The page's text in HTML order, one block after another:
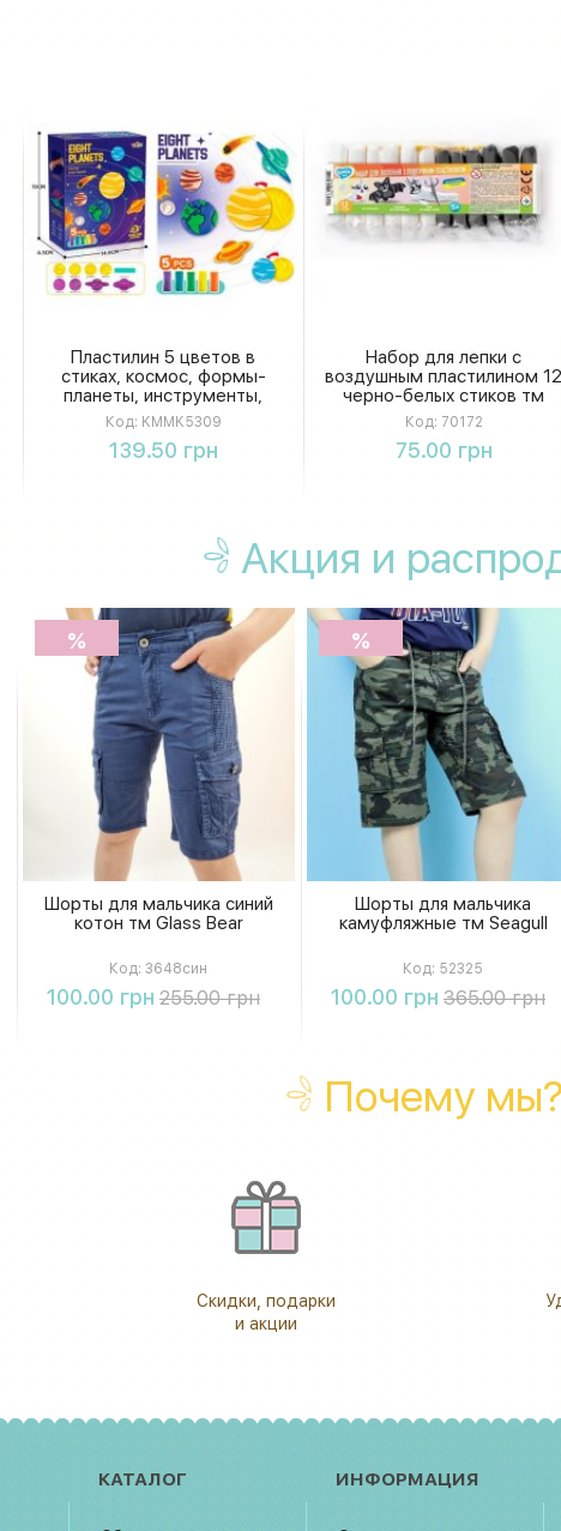
Пластилин 5 цветов в
стиках, космос, формы-
планеты, инструменты,
аромат, в коробке
KMMK5309
Код: KMMK5309
139.50 грн
Купить
Набор для лепки с
воздушным пластилином 12
черно-белых стиков тм
Lovin
Код: 70172
75.00 грн
Купить
Акция и
%
Шорты для мальчика синий
котон тм Glass Bear
Код: 3648син
100.00 грн 255.00 грн
Купить
%
Шорты для мальчика
камуфляжные тм Seagull
Код: 52325
100.00 грн 365.00 грн
Купить
Почему мы?
Скидки, подарки
и акции
КАТАЛОГ ИНФОРМАЦИЯ